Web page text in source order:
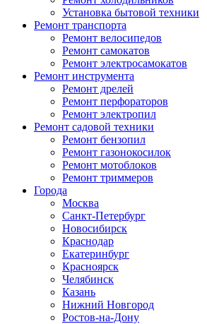
Установка бытовой техники
Ремонт транспорта
Ремонт велосипедов
Ремонт самокатов
Ремонт электросамокатов
Ремонт инструмента
Ремонт дрелей
Ремонт перфораторов
Ремонт электропил
Ремонт садовой техники
Ремонт бензопил
Ремонт газонокосилок
Ремонт мотоблоков
Ремонт триммеров
Города
Москва
Санкт-Петербург
Новосибирск
Краснодар
Екатеринбург
Красноярск
Челябинск
Казань
Нижний Новгород
Ростов-на-Дону